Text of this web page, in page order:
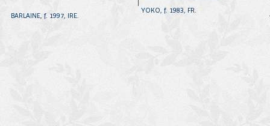
BARLAINE, f. 1997, IRE.
YOKO, f. 1983, FR.